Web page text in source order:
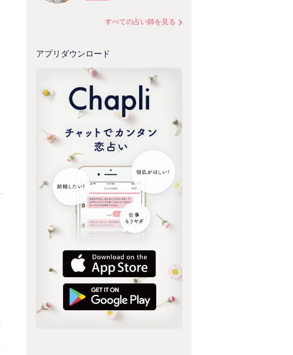
すべての占い師を見る
アプリダウンロード